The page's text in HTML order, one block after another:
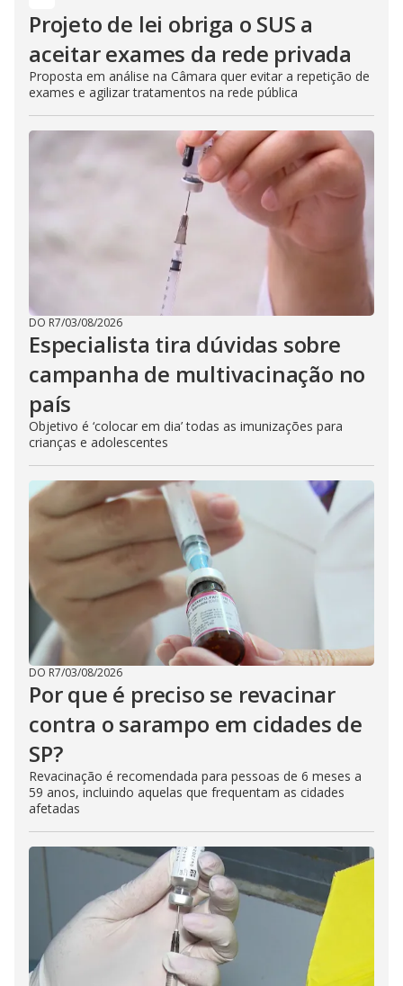
Projeto de lei obriga o SUS a
aceitar exames da rede privada
Proposta em análise na Câmara quer evitar a repetição de
exames e agilizar tratamentos na rede pública
DO R7/03/08/2026
Especialista tira dúvidas sobre
campanha de multivacinação no
país
Objetivo é ‘colocar em dia’ todas as imunizações para
crianças e adolescentes
DO R7/03/08/2026
Por que é preciso se revacinar
contra o sarampo em cidades de
SP?
Revacinação é recomendada para pessoas de 6 meses a
59 anos, incluindo aquelas que frequentam as cidades
afetadas